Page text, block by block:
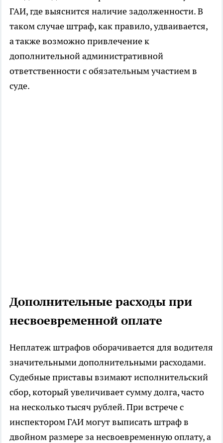
ГАИ, где выяснится наличие задолженности. В
таком случае штраф, как правило, удваивается,
а также возможно привлечение к
дополнительной административной
ответственности с обязательным участием в
суде.
Дополнительные расходы при
несвоевременной оплате
Неплатеж штрафов оборачивается для водителя
значительными дополнительными расходами.
Судебные приставы взимают исполнительский
сбор, который увеличивает сумму долга, часто
на несколько тысяч рублей. При встрече с
инспектором ГАИ могут выписать штраф в
двойном размере за несвоевременную оплату, а